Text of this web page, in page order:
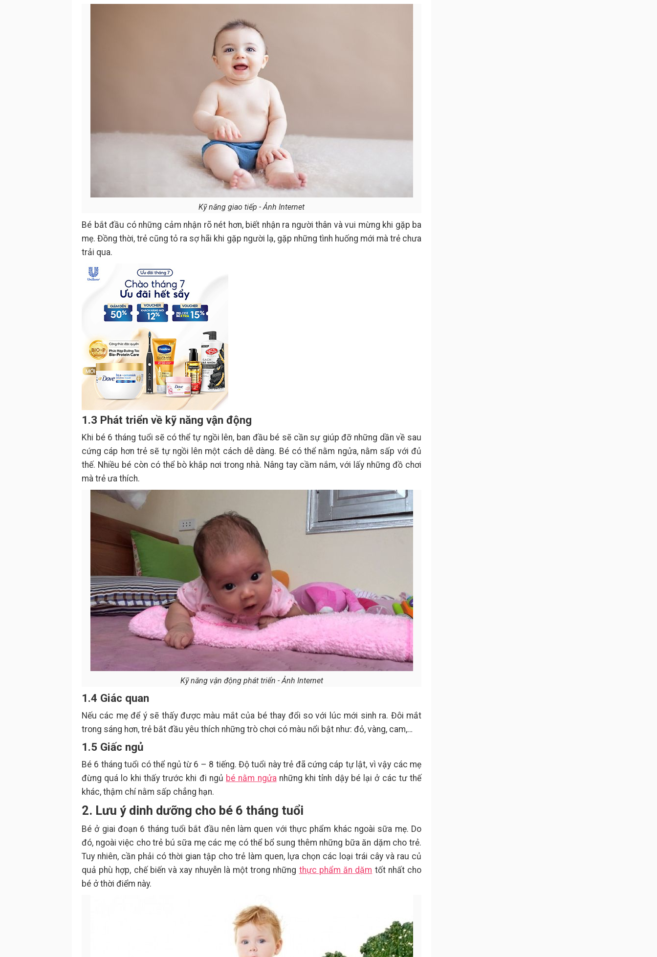
Kỹ năng giao tiếp - Ảnh Internet
Bé bắt đầu có những cảm nhận rõ nét hơn, biết nhận ra người thân và vui mừng khi gặp ba
mẹ. Đồng thời, trẻ cũng tỏ ra sợ hãi khi gặp người lạ, gặp những tình huống mới mà trẻ chưa
trải qua.
1.3 Phát triển về kỹ năng vận động
Khi bé 6 tháng tuổi sẽ có thể tự ngồi lên, ban đầu bé sẽ cần sự giúp đỡ những dần về sau
cứng cáp hơn trẻ sẽ tự ngồi lên một cách dễ dàng. Bé có thể nằm ngửa, nằm sấp với đủ
thế. Nhiều bé còn có thể bò khắp nơi trong nhà. Nâng tay cầm nắm, với lấy những đồ chơi
mà trẻ ưa thích.
Kỹ năng vận động phát triển - Ảnh Internet
1.4 Giác quan
Nếu các mẹ để ý sẽ thấy được màu mắt của bé thay đổi so với lúc mới sinh ra. Đôi mắt
trong sáng hơn, trẻ bắt đầu yêu thích những trò chơi có màu nổi bật như: đỏ, vàng, cam,…
1.5 Giấc ngủ
Bé 6 tháng tuổi có thể ngủ từ 6 – 8 tiếng. Độ tuổi này trẻ đã cứng cáp tự lật, vì vậy các mẹ
đừng quá lo khi thấy trước khi đi ngủ bé nằm ngửanhững khi tỉnh dậy bé lại ở các tư thế
khác, thậm chí nằm sấp chẳng hạn.
2. Lưu ý dinh dưỡng cho bé 6 tháng tuổi
Bé ở giai đoạn 6 tháng tuổi bắt đầu nên làm quen với thực phẩm khác ngoài sữa mẹ. Do
đó, ngoài việc cho trẻ bú sữa mẹ các mẹ có thể bổ sung thêm những bữa ăn dặm cho trẻ.
Tuy nhiên, cần phải có thời gian tập cho trẻ làm quen, lựa chọn các loại trái cây và rau củ
quả phù hợp, chế biến và xay nhuyễn là một trong những thực phẩm ăn dặm tốt nhất cho
bé ở thời điểm này.